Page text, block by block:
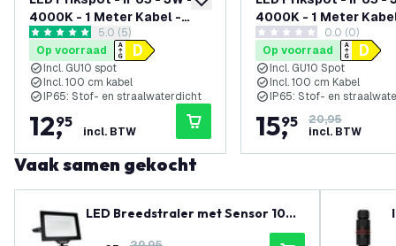
toevoegen aan verlanglijst
4000K - 1 Meter Kabel -
Aluminiumreviews drawer openen
5 score sterren5.0 (5)
Op voorraad
Incl. GU10 spot
Incl. 100 cm kabel
IP65: Stof- en straalwaterdicht
12,
95
incl. BTW
4000K - 1 Meter
Zwart
0 score sterren0.0 (0)
Op voorraad
Incl. GU10 Spot
Incl. 100 cm Kabel
IP65: Stof- en
15,
95
20,95
incl. BTW
Vaak samen gekocht
LED Breedstraler met Sensor 100
W - Osram LED Chips - 12.000 Lum